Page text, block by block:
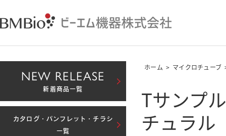
ホーム > マイクロチューブ
Tサンプ
チュラ
NEW RELEASE
新着商品一覧
カタログ・パンフレット・チラシ
一覧